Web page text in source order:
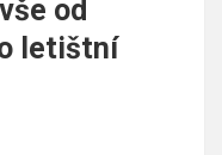
od
letištní